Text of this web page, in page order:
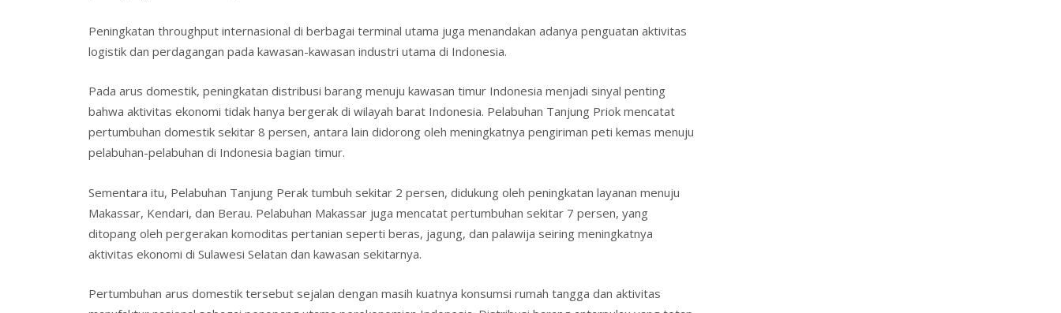
Peningkatan throughput internasional di berbagai terminal utama juga menandakan adanya penguatan aktivitas
logistik dan perdagangan pada kawasan-kawasan industri utama di Indonesia.
Pada arus domestik, peningkatan distribusi barang menuju kawasan timur Indonesia menjadi sinyal penting
bahwa aktivitas ekonomi tidak hanya bergerak di wilayah barat Indonesia. Pelabuhan Tanjung Priok mencatat
pertumbuhan domestik sekitar 8 persen, antara lain didorong oleh meningkatnya pengiriman peti kemas menuju
pelabuhan-pelabuhan di Indonesia bagian timur.
Sementara itu, Pelabuhan Tanjung Perak tumbuh sekitar 2 persen, didukung oleh peningkatan layanan menuju
Makassar, Kendari, dan Berau. Pelabuhan Makassar juga mencatat pertumbuhan sekitar 7 persen, yang
ditopang oleh pergerakan komoditas pertanian seperti beras, jagung, dan palawija seiring meningkatnya
aktivitas ekonomi di Sulawesi Selatan dan kawasan sekitarnya.
Pertumbuhan arus domestik tersebut sejalan dengan masih kuatnya konsumsi rumah tangga dan aktivitas